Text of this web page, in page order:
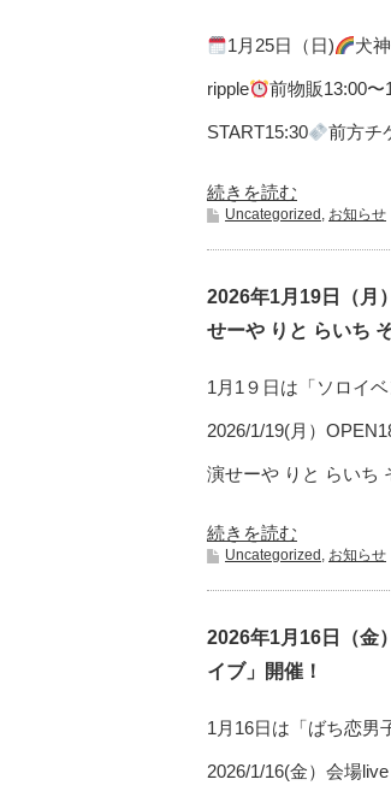
1月25日（日) 犬
ripple 前物販13:00〜
START15:30 前方チ
続きを読む
Uncategorized お知らせ
2026年1月19日（月
せーや りと らいち
1月1９日は「ソロイ
2026/1/19(月）
演せーや りと らいち
続きを読む
Uncategorized , お知らせ
2026年1月16日（金
イブ」開催！
1月16日は「ばち恋男
2026/1/16(金）会場